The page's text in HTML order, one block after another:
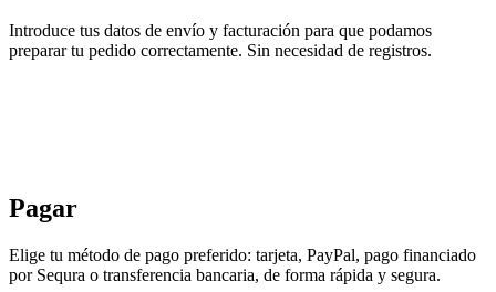
Introduce tus datos de envío y facturación para que podamos
preparar tu pedido correctamente. Sin necesidad de registros.
Pagar
Elige tu método de pago preferido: tarjeta, PayPal, pago financiado
por Sequra o transferencia bancaria, de forma rápida y segura.